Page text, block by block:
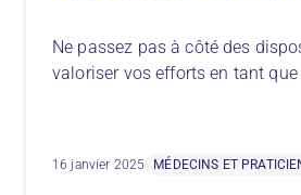
Ne passez pas à côté des
valoriser vos efforts en tant que
16 janvier 2025 MÉDECINS ET